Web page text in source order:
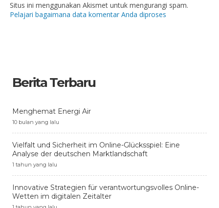
Situs ini menggunakan Akismet untuk mengurangi spam.
Pelajari bagaimana data komentar Anda diproses
Berita Terbaru
Menghemat Energi Air
10 bulan yang lalu
Vielfalt und Sicherheit im Online-Glücksspiel: Eine
Analyse der deutschen Marktlandschaft
1 tahun yang lalu
Innovative Strategien für verantwortungsvolles Online-
Wetten im digitalen Zeitalter